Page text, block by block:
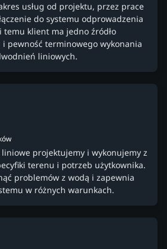
usług od projektu, przez prace
do systemu odprowadzenia
temu klient ma jedno źródło
pewność terminowego wykonania
liniowych.
projektujemy i wykonujemy z
terenu i potrzeb użytkownika.
problemów z wodą i zapewnia
w różnych warunkach.